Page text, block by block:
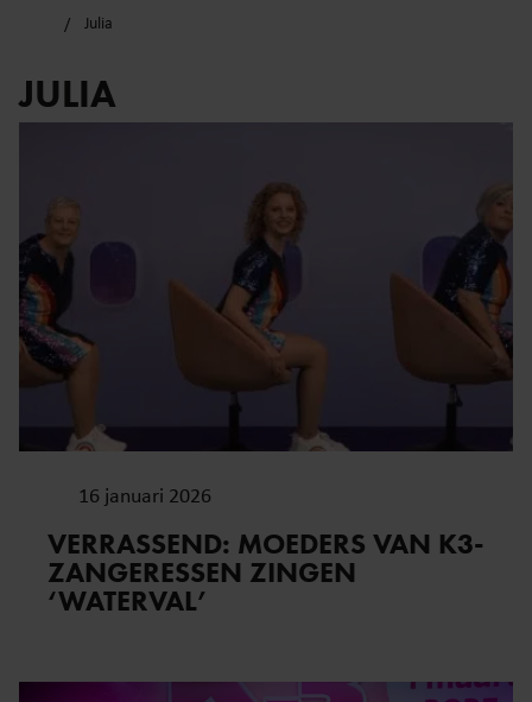
Julia
JULIA
16 januari 2026
VERRASSEND: MOEDERS VAN K3-
ZANGERESSEN ZINGEN
‘WATERVAL’